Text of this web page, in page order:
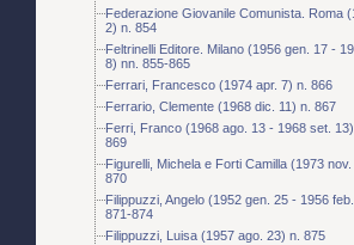
Federazione Giovanile Comunista. Roma
2) n. 854
Feltrinelli Editore. Milano (1956 gen. 17 -
8) nn. 855-865
Ferrari, Francesco (1974 apr. 7) n. 866
Ferrario, Clemente (1968 dic. 11) n. 867
Ferri, Franco (1968 ago. 13 - 1968 set.
869
Figurelli, Michela e Forti Camilla (1973 nov.
870
Filippuzzi, Angelo (1952 gen. 25 - 1956
871-874
Filippuzzi, Luisa (1957 ago. 23) n. 875